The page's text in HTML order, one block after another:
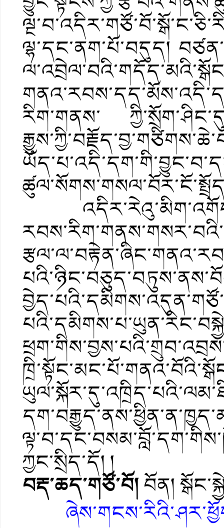
ལྷ་དང་ནག་པོ་བདུད།
རིག་གནས་
ཀྱང་སྲིད་དོ། །
བརྡ་ཆད་གཙོ་བོ།བོན།